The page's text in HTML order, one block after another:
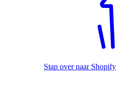
Stap over naar Shopify